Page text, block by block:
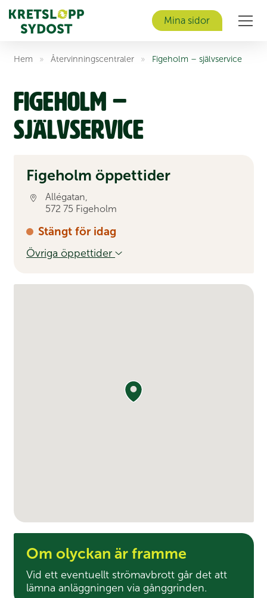
Mina sidor
Hem » Åter­vinnings­centraler » Figeholm – självservice
Figeholm –
självservice
Figeholm öppettider
Allégatan,
572 75 Figeholm
Stängt för idag
Övriga öppettider
Om olyckan är framme
Vid ett eventuellt strömavbrott går det att
lämna anläggningen via gånggrinden.